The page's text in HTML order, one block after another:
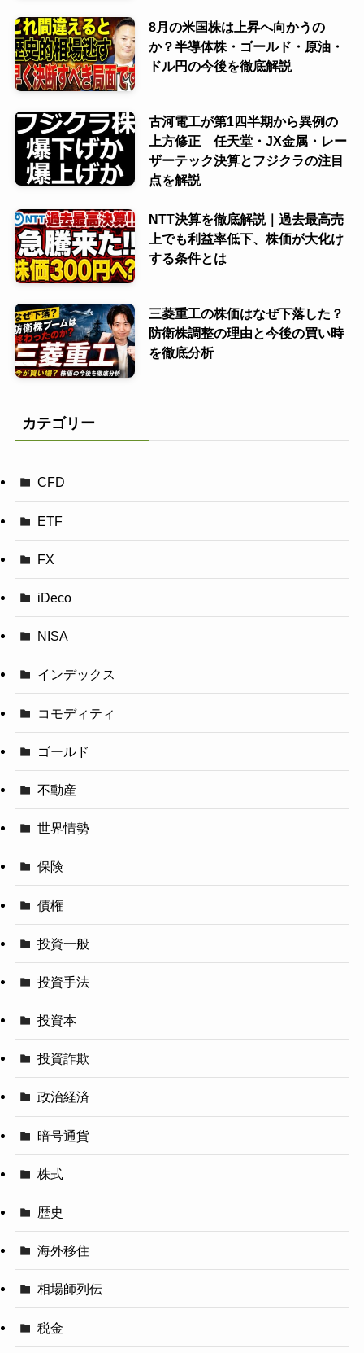
8月の米国株は上昇へ向かうの
か？半導体株・ゴールド・原油・
ドル円の今後を徹底解説
古河電工が第1四半期から異例の
上方修正 任天堂・JX金属・レー
ザーテック決算とフジクラの注目
点を解説
NTT決算を徹底解説｜過去最高売
上でも利益率低下、株価が大化け
する条件とは
三菱重工の株価はなぜ下落した？
防衛株調整の理由と今後の買い時
を徹底分析
カテゴリー
CFD
ETF
FX
iDeco
NISA
インデックス
コモディティ
ゴールド
不動産
世界情勢
保険
債権
投資一般
投資手法
投資本
投資詐欺
政治経済
暗号通貨
株式
歴史
海外移住
相場師列伝
税金